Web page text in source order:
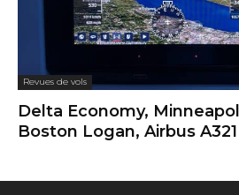
Revues de vols
Delta Economy,
Boston Logan, Airbus A321